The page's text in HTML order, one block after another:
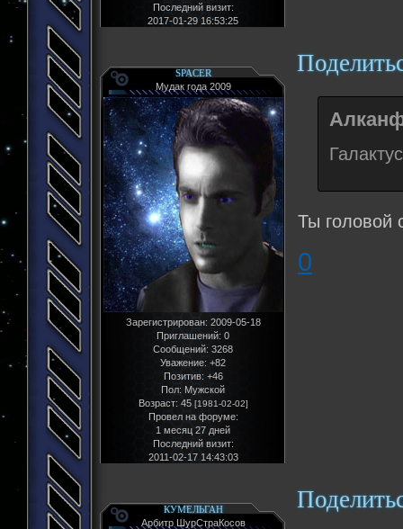
Последний визит:
2017-01-29 16:53:25
SPACER
Мудак года 2009
Зарегистрирован: 2009-05-18
Приглашений: 0
Сообщений: 3268
Уважение: +82
Позитив: +46
Пол:Мужской
Возраст: 45 [1981-02-02]
Провел на форуме:
1 месяц 27 дней
Последний визит:
2011-02-17 14:43:03
Ты головой
0
КУМЕЛЬГАН
Арбитр ШурСтраКосов